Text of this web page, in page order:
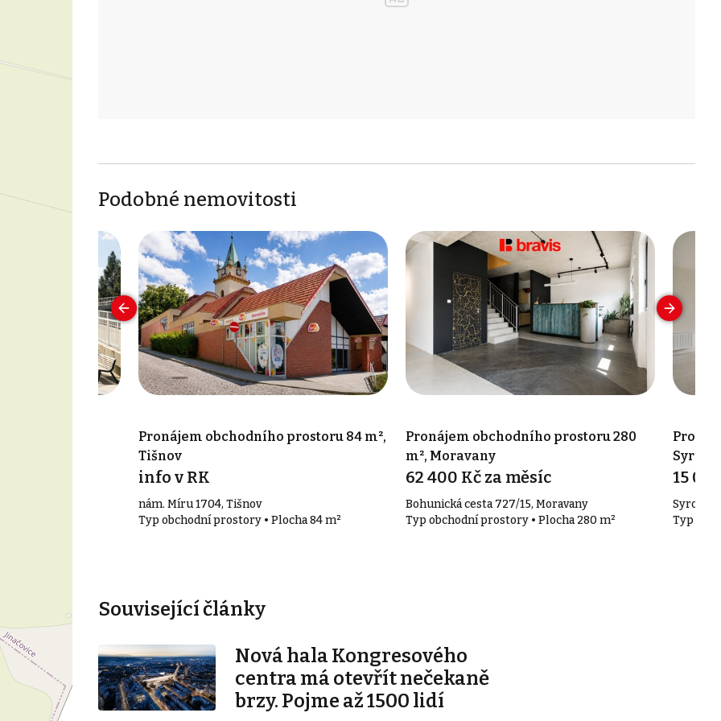
Podobné nemovitosti
Pronájem obchodního prostoru 84 m²,
Tišnov
info v RK
nám. Míru 1704, Tišnov
Typ obchodní prostory • Plocha 84 m²
Pronájem obchodního prostoru 280
m², Moravany
62 400 Kč za měsíc
Bohunická cesta 727/15, Moravany
Typ obchodní prostory • Plocha 280 m²
15
Syrovice
Typ
Související články
Nová hala Kongresového
centra má otevřít nečekaně
brzy. Pojme až 1500 lidí